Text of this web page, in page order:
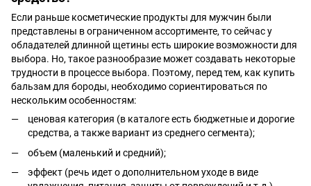
Если раньше косметические продукты для мужчин были
представлены в ограниченном ассортименте, то сейчас у
обладателей длинной щетины есть широкие возможности для
выбора. Но, такое разнообразие может создавать некоторые
трудности в процессе выбора. Поэтому, перед тем, как купить
бальзам для бороды, необходимо сориентироваться по
нескольким особенностям:
ценовая категория (в каталоге есть бюджетные и дорогие
средства, а также вариант из среднего сегмента);
объем (маленький и средний);
эффект (речь идет о дополнительном уходе в виде